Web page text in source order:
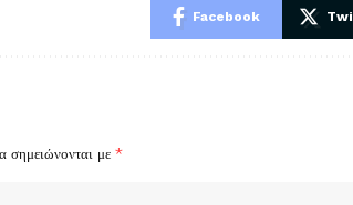
Facebook
σημειώνονται με *